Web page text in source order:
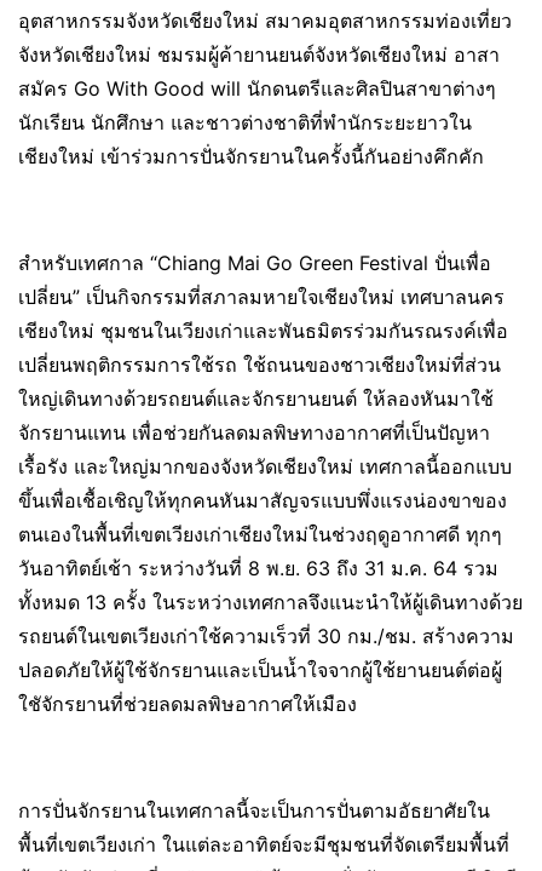
อุตสาหกรรมจังหวัดเชียงใหม่ สมาคมอุตสาหกรรมท่องเที่ยว
จังหวัดเชียงใหม่ ชมรมผู้ค้ายานยนต์จังหวัดเชียงใหม่ อาสา
สมัคร Go With Good will นักดนตรีและศิลปินสาขาต่างๆ
นักเรียน นักศึกษา และชาวต่างชาติที่พำนักระยะยาวใน
เชียงใหม่ เข้าร่วมการปั่นจักรยานในครั้งนี้กันอย่างคึกคัก
สำหรับเทศกาล “Chiang Mai Go Green Festival ปั่นเพื่อ
เปลี่ยน” เป็นกิจกรรมที่สภาลมหายใจเชียงใหม่ เทศบาลนคร
เชียงใหม่ ชุมชนในเวียงเก่าและพันธมิตรร่วมกันรณรงค์เพื่อ
เปลี่ยนพฤติกรรมการใช้รถ ใช้ถนนของชาวเชียงใหม่ที่ส่วน
ใหญ่เดินทางด้วยรถยนต์และจักรยานยนต์ ให้ลองหันมาใช้
จักรยานแทน เพื่อช่วยกันลดมลพิษทางอากาศที่เป็นปัญหา
เรื้อรัง และใหญ่มากของจังหวัดเชียงใหม่ เทศกาลนี้ออกแบบ
ขึ้นเพื่อเชื้อเชิญให้ทุกคนหันมาสัญจรแบบพึ่งแรงน่องขาของ
ตนเองในพื้นที่เขตเวียงเก่าเชียงใหม่ในช่วงฤดูอากาศดี ทุกๆ
วันอาทิตย์เช้า ระหว่างวันที่ 8 พ.ย. 63 ถึง 31 ม.ค. 64 รวม
ทั้งหมด 13 ครั้ง ในระหว่างเทศกาลจึงแนะนำให้ผู้เดินทางด้วย
รถยนต์ในเขตเวียงเก่าใช้ความเร็วที่ 30 กม./ชม. สร้างความ
ปลอดภัยให้ผู้ใช้จักรยานและเป็นน้ำใจจากผู้ใช้ยานยนต์ต่อผู้
ใชัจักรยานที่ช่วยลดมลพิษอากาศให้เมือง
การปั่นจักรยานในเทศกาลนี้จะเป็นการปั่นตามอัธยาศัยใน
พื้นที่เขตเวียงเก่า ในแต่ละอาทิตย์จะมีชุมชนที่จัดเตรียมพื้นที่